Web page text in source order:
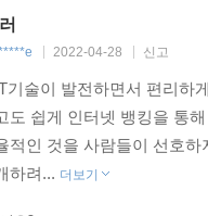
제들을 탐구한다. 지금
술에 뒤처질 것을 염려하
질적 솔루션
를 구하고 민주주의를 재
2022-04-28 신고
기술이 발전하면서 편리하
도 쉽게 인터넷 뱅킹을 통
적인 것을 사람들이 선호
하려... 더보기